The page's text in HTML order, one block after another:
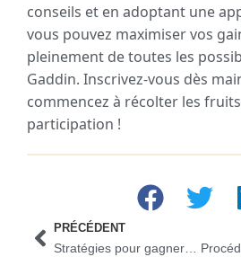
conseils et en adoptant une
vous pouvez maximiser vos
pleinement de toutes les
Gaddin. Inscrivez-vous dès
commencez à récolter les
participation !
PRÉCÉDENT